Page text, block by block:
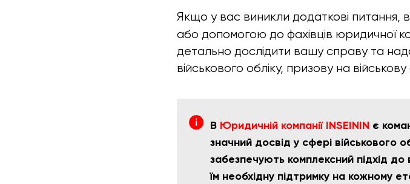
Якщо у вас виникли додаткові питання,
або допомогою до фахівців юридичної
детально дослідити вашу справу та
військового обліку, призову на
В Юридичній компанії INSEININ є
значний досвід у сфері військового
забезпечують комплексний підхід
їм необхідну підтримку на кожному